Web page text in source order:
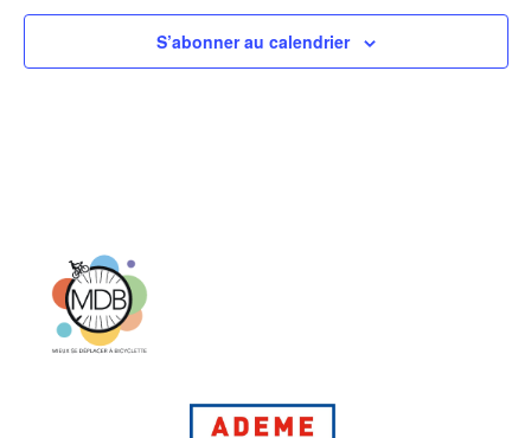
S’abonner au calendrier